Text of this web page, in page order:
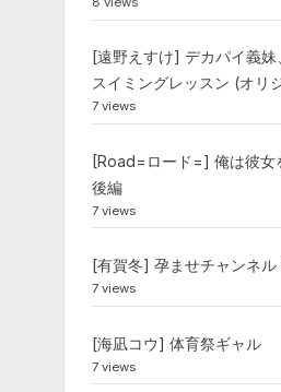
[遠野えすけ] デカパイ義
スイミングレッスン (オリ
7 views
[Road=ロード=] 俺は彼女
後編
7 views
[有賀冬] 孕ませチャンネル
7 views
[海凪コウ] 体育祭ギャル
7 views